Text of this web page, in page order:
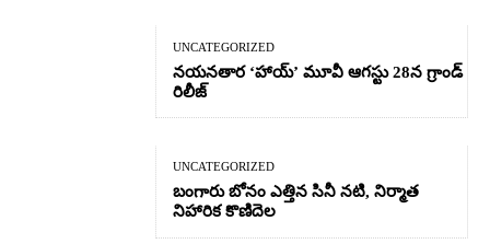
UNCATEGORIZED
నయనతార ‘హాయ్’ మూవీ ఆగస్టు 28న గ్రాండ్
రిలీజ్
UNCATEGORIZED
బంగారు బోనం ఎత్తిన సినీ నటి, నిర్మాత
నిహారిక కొణిదెల